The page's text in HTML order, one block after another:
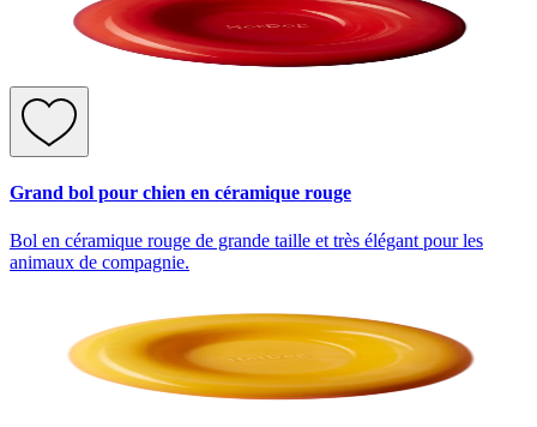
Grand bol pour chien en céramique rouge
Bol en céramique rouge de grande taille et très élégant pour les
animaux de compagnie.